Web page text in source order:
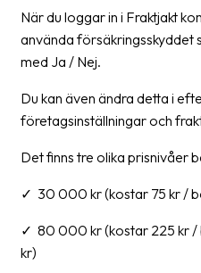
About
the
company
About
Fraktjakt
Media
Coworkers
Job
När du loggar in i Fraktjakt
använda försäkringsskyddet
med Ja / Nej.
Du kan även ändra detta i
företagsinställningar och
Det finns tre olika prisnivåer
✓ 30 000 kr (kostar 75 kr /
✓ 80 000 kr (kostar 225 kr /
kr)